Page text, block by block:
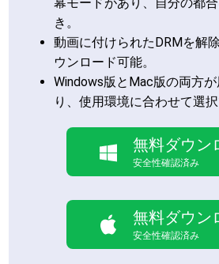
き。
動画に付けられたDRMを解
ウンロード可能。
Windows版とMac版の両方
り、使用環境に合わせて選
無料ダウン
安全性確認済み
無料ダウン
安全性確認済み